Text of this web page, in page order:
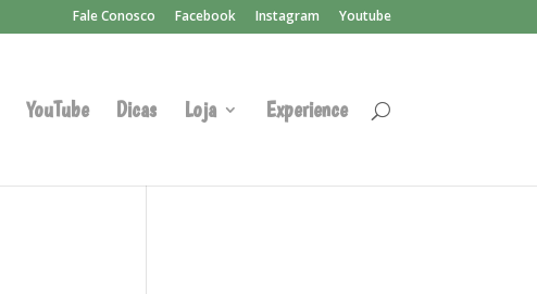
Fale Conosco Facebook Instagram Youtube
YouTube Dicas Loja Experience